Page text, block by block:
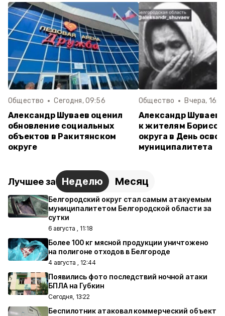
Общество Сегодня, 09:56
Александр Шуваев оценил
обновление социальных
объектов в Ракитянском
округе
Общество Вчера,
Александр Шуваев
к жителям
округа в День
муниципалитета
Лучшее за Неделю Месяц
Белгородский округ стал самым атакуемым
муниципалитетом Белгородской области за
сутки
6 августа , 11:18
Более 100 кг мясной продукции уничтожено
на полигоне отходов в Белгороде
4 августа , 12:44
Появились фото последствий ночной атаки
БПЛА на Губкин
Сегодня, 13:22
Беспилотник атаковал коммерческий объект